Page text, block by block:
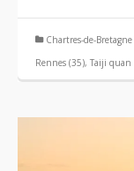
Chartres-de-
Rennes (35), Taiji quan